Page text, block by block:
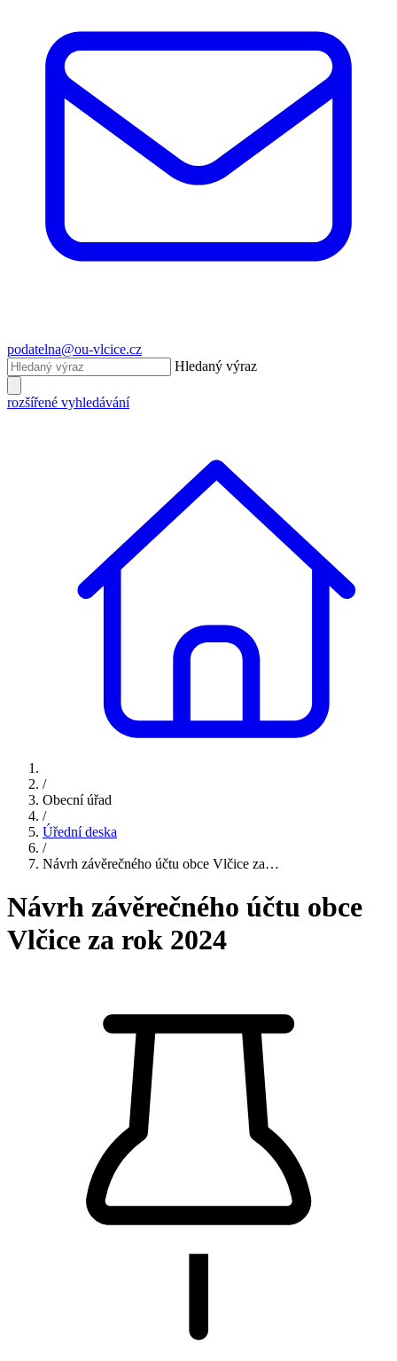
podatelna@ou-vlcice.cz
Hledaný výraz
rozšířené vyhledávání
/
Obecní úřad
/
Úřední deska
/
Návrh závěrečného účtu obce Vlčice za…
Návrh závěrečného účtu obce
Vlčice za rok 2024